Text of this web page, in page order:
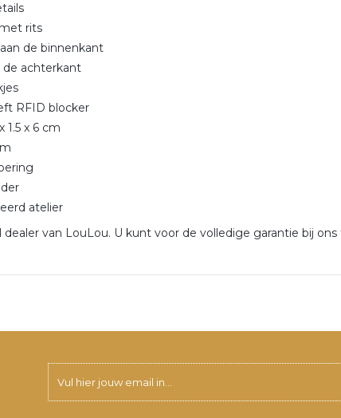
rits
de binnenkant
de achterkant
RFID blocker
1.5 x 6 cm
atelier
dealer van LouLou. U kunt voor de volledige garantie bij